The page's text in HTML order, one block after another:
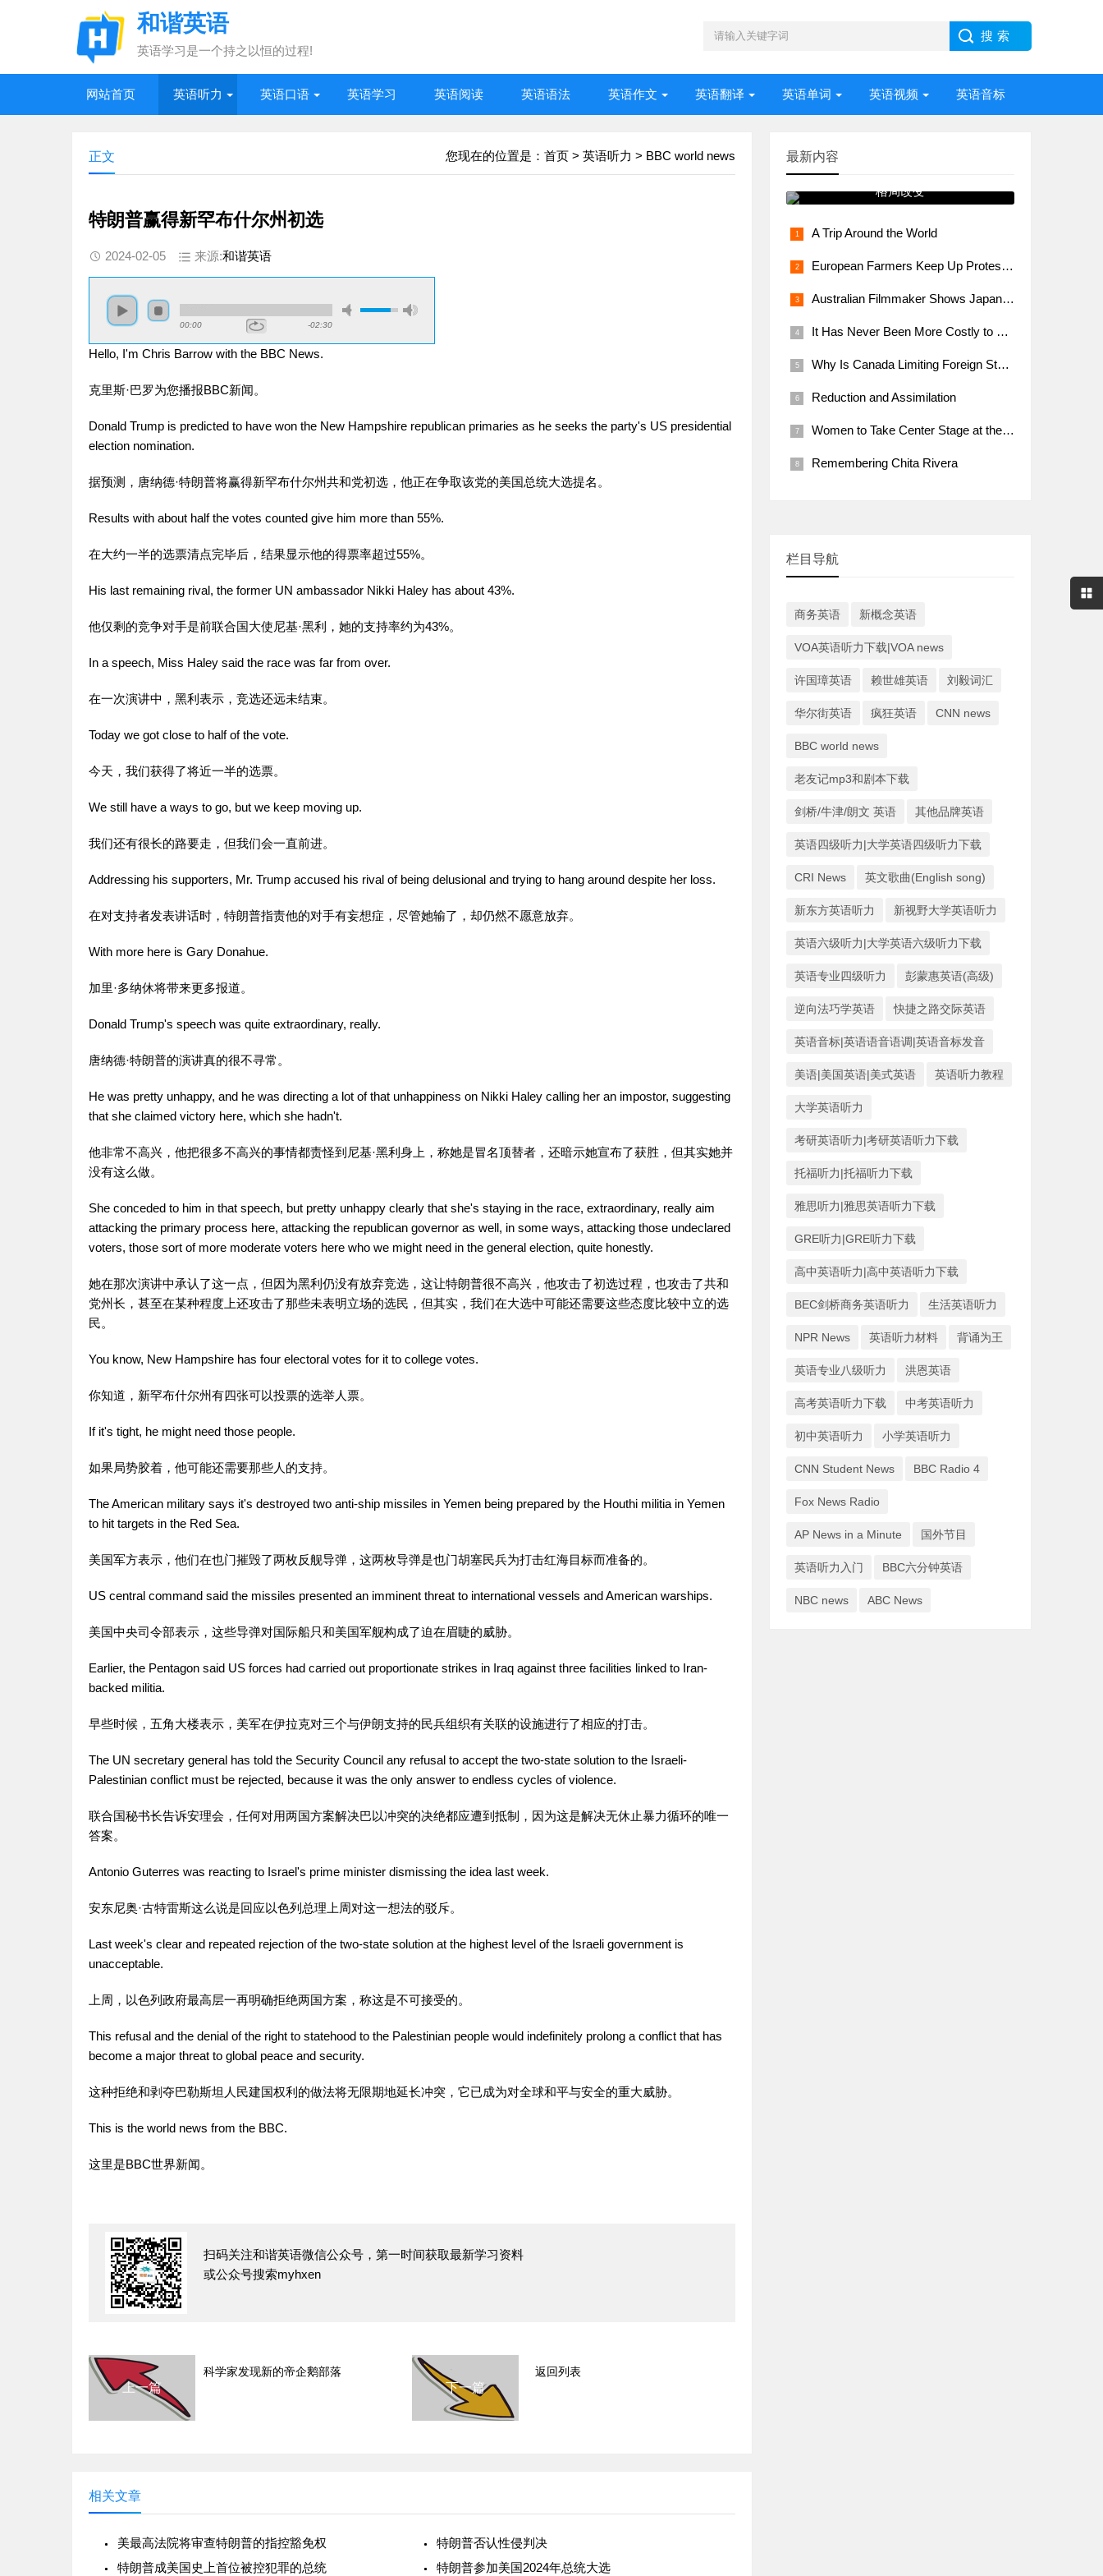
和谐英语
英语学习是一个持之以恒的过程!
网站首页 英语听力 英语口语 英语学习 英语阅读 英语语法 英语作文 英语翻译 英语单词 英语视频 英语音标
您现在的位置是： 首页 > 英语听力 > BBC world news
正文
特朗普赢得新罕布什尔州初选
2024-02-05 来源:和谐英语
00:00 -02:30
Hello, I'm Chris Barrow with the BBC News.
克里斯·巴罗为您播报BBC新闻。
Donald Trump is predicted to have won the New Hampshire republican primaries as he seeks the party's US presidential
election nomination.
据预测，唐纳德·特朗普将赢得新罕布什尔州共和党初选，他正在争取该党的美国总统大选提名。
Results with about half the votes counted give him more than 55%.
在大约一半的选票清点完毕后，结果显示他的得票率超过55%。
His last remaining rival, the former UN ambassador Nikki Haley has about 43%.
他仅剩的竞争对手是前联合国大使尼基·黑利，她的支持率约为43%。
In a speech, Miss Haley said the race was far from over.
在一次演讲中，黑利表示，竞选还远未结束。
Today we got close to half of the vote.
今天，我们获得了将近一半的选票。
We still have a ways to go, but we keep moving up.
我们还有很长的路要走，但我们会一直前进。
Addressing his supporters, Mr. Trump accused his rival of being delusional and trying to hang around despite her loss.
在对支持者发表讲话时，特朗普指责他的对手有妄想症，尽管她输了，却仍然不愿意放弃。
With more here is Gary Donahue.
加里·多纳休将带来更多报道。
Donald Trump's speech was quite extraordinary, really.
唐纳德·特朗普的演讲真的很不寻常。
He was pretty unhappy, and he was directing a lot of that unhappiness on Nikki Haley calling her an impostor, suggesting
that she claimed victory here, which she hadn't.
他非常不高兴，他把很多不高兴的事情都责怪到尼基·黑利身上，称她是冒名顶替者，还暗示她宣布了获胜，但其实她并
没有这么做。
She conceded to him in that speech, but pretty unhappy clearly that she's staying in the race, extraordinary, really aim
attacking the primary process here, attacking the republican governor as well, in some ways, attacking those undeclared
voters, those sort of more moderate voters here who we might need in the general election, quite honestly.
她在那次演讲中承认了这一点，但因为黑利仍没有放弃竞选，这让特朗普很不高兴，他攻击了初选过程，也攻击了共和
党州长，甚至在某种程度上还攻击了那些未表明立场的选民，但其实，我们在大选中可能还需要这些态度比较中立的选
民。
You know, New Hampshire has four electoral votes for it to college votes.
你知道，新罕布什尔州有四张可以投票的选举人票。
If it's tight, he might need those people.
如果局势胶着，他可能还需要那些人的支持。
The American military says it's destroyed two anti-ship missiles in Yemen being prepared by the Houthi militia in Yemen
to hit targets in the Red Sea.
美国军方表示，他们在也门摧毁了两枚反舰导弹，这两枚导弹是也门胡塞民兵为打击红海目标而准备的。
US central command said the missiles presented an imminent threat to international vessels and American warships.
美国中央司令部表示，这些导弹对国际船只和美国军舰构成了迫在眉睫的威胁。
Earlier, the Pentagon said US forces had carried out proportionate strikes in Iraq against three facilities linked to Iran-
backed militia.
早些时候，五角大楼表示，美军在伊拉克对三个与伊朗支持的民兵组织有关联的设施进行了相应的打击。
The UN secretary general has told the Security Council any refusal to accept the two-state solution to the Israeli-
Palestinian conflict must be rejected, because it was the only answer to endless cycles of violence.
联合国秘书长告诉安理会，任何对用两国方案解决巴以冲突的决绝都应遭到抵制，因为这是解决无休止暴力循环的唯一
答案。
Antonio Guterres was reacting to Israel's prime minister dismissing the idea last week.
安东尼奥·古特雷斯这么说是回应以色列总理上周对这一想法的驳斥。
Last week's clear and repeated rejection of the two-state solution at the highest level of the Israeli government is
unacceptable.
上周，以色列政府最高层一再明确拒绝两国方案，称这是不可接受的。
This refusal and the denial of the right to statehood to the Palestinian people would indefinitely prolong a conflict that has
become a major threat to global peace and security.
这种拒绝和剥夺巴勒斯坦人民建国权利的做法将无限期地延长冲突，它已成为对全球和平与安全的重大威胁。
This is the world news from the BBC.
这里是BBC世界新闻。
扫码关注和谐英语微信公众号，第一时间获取最新学习资料
或公众号搜索myhxen
上一篇
科学家发现新的帝企鹅部落
下一篇
返回列表
相关文章
美最高法院将审查特朗普的指控豁免权
特朗普否认性侵判决
特朗普成美国史上首位被控犯罪的总统
特朗普参加美国2024年总统大选
最新内容
美国中学数学革命与大学体育
格局改变
A Trip Around the World
European Farmers Keep Up Protests During EU Meeting
Australian Filmmaker Shows Japanese Single Mothers, Children Face Poverty
It Has Never Been More Costly to See the Super Bowl
Why Is Canada Limiting Foreign Students?
Reduction and Assimilation
Women to Take Center Stage at the Grammys
Remembering Chita Rivera
栏目导航
商务英语 新概念英语
VOA英语听力下载|VOA news
许国璋英语 赖世雄英语 刘毅词汇
华尔街英语 疯狂英语 CNN news
BBC world news
老友记mp3和剧本下载
剑桥/牛津/朗文 英语 其他品牌英语
英语四级听力|大学英语四级听力下载
CRI News 英文歌曲(English song)
新东方英语听力 新视野大学英语听力
英语六级听力|大学英语六级听力下载
英语专业四级听力 彭蒙惠英语(高级)
逆向法巧学英语 快捷之路交际英语
英语音标|英语语音语调|英语音标发音
美语|美国英语|美式英语 英语听力教程
大学英语听力
考研英语听力|考研英语听力下载
托福听力|托福听力下载
雅思听力|雅思英语听力下载
GRE听力|GRE听力下载
高中英语听力|高中英语听力下载
BEC剑桥商务英语听力 生活英语听力
NPR News 英语听力材料 背诵为王
英语专业八级听力 洪恩英语
高考英语听力下载 中考英语听力
初中英语听力 小学英语听力
CNN Student News BBC Radio 4
Fox News Radio
AP News in a Minute 国外节目
英语听力入门 BBC六分钟英语
NBC news ABC News